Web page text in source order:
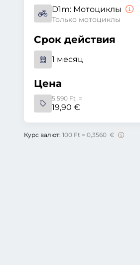
D1m: Мотоциклы
Только мотоциклы
Срок действия
1 месяц
Цена
5.590 Ft =
19,90 €
Курс валют: 100 Ft = 0,3560 €